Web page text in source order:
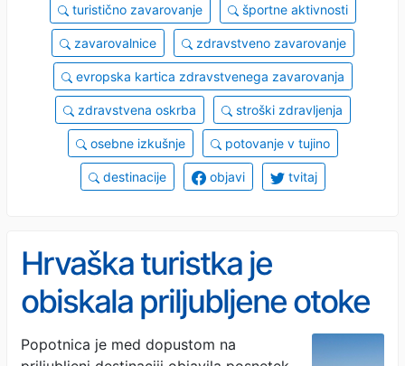
turistično zavarovanje športne aktivnosti
zavarovalnice zdravstveno zavarovanje
evropska kartica zdravstvenega zavarovanja
zdravstvena oskrba stroški zdravljenja
osebne izkušnje potovanje v tujino
destinacije objavi tvitaj
Hrvaška turistka je
obiskala priljubljene otoke
in ostala brez besed, ko je
Popotnica je med dopustom na